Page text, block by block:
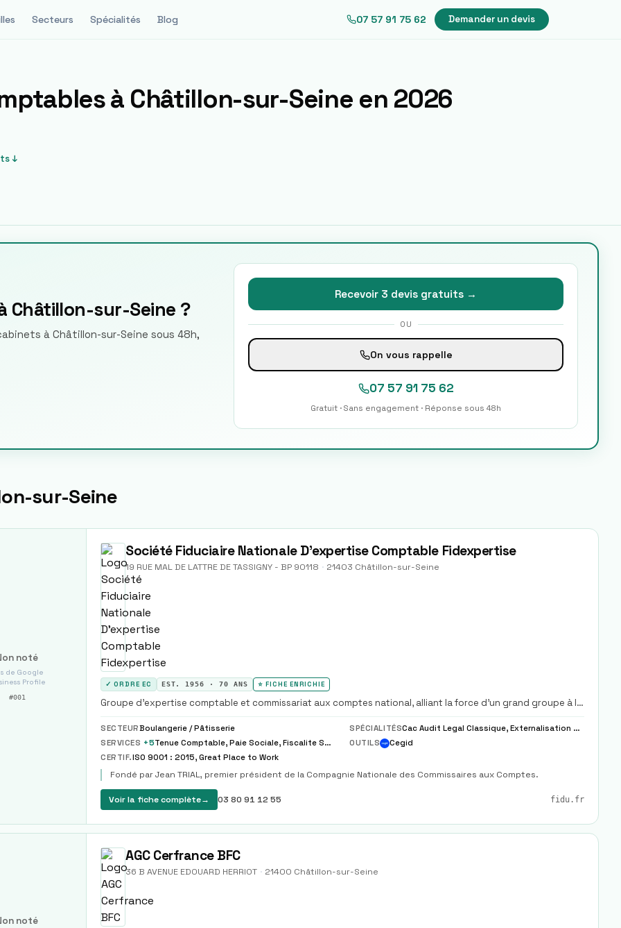
Secteurs Spécialités Blog 07 57 91 75 62 Demander un devis
à Châtillon-sur-Seine en 2026
↓
Châtillon-sur-Seine ?
à Châtillon-sur-Seine sous 48h,
Recevoir 3 devis gratuits →
OU
On vous rappelle
07 57 91 75 62
Gratuit · Sans engagement · Réponse sous 48h
sur-Seine
noté
de Google
Profile
#001
Société Fiduciaire Nationale D'expertise Comptable Fidexpertise
19 RUE MAL DE LATTRE DE TASSIGNY - BP 90118 · 21403 Châtillon-sur-Seine
✓ ORDRE EC EST. 1956 ·70 ANS ⭐ FICHE ENRICHIE
Groupe d'expertise comptable et commissariat aux comptes national, alliant la force d'un grand groupe à la
proximité d'un cabinet régional.
SECTEURBoulangerie / Pâtisserie SPÉCIALITÉS
Cac Audit Legal Classique, Externalisation Paie Complete Partielle Modele
SERVICES +5 Tenue Comptable, Paie Sociale, Fiscalite Societe OUTILS
Cegid
CERTIF.ISO 9001 : 2015, Great Place to Work
Fondé par Jean TRIAL, premier président de la Compagnie Nationale des Commissaires aux Comptes.
Voir la fiche complète→ 03 80 91 12 55 fidu.fr
noté
AGC Cerfrance BFC
36 B AVENUE EDOUARD HERRIOT · 21400 Châtillon-sur-Seine